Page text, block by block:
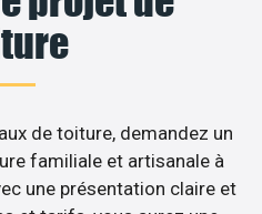
de toiture, demandez un
familiale et artisanale à
une présentation claire et